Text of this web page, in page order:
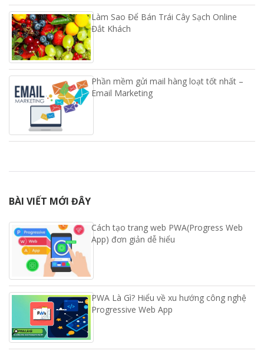
Làm Sao Để Bán Trái Cây Sạch Online
Đắt Khách
Phần mềm gửi mail hàng loạt tốt nhất –
Email Marketing
BÀI VIẾT MỚI ĐÂY
Cách tạo trang web PWA(Progress Web
App) đơn giản dễ hiểu
PWA Là Gì? Hiểu về xu hướng công nghệ
Progressive Web App